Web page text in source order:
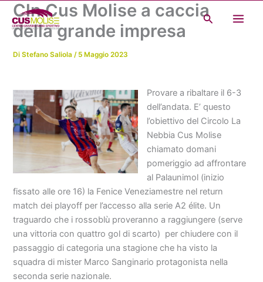
contenuto
Cerca
Cln Cus Molise a caccia
della grande impresa
DiStefano Saliola/ 5 Maggio 2023
Provare a ribaltare il 6-3
dell’andata. E’ questo
l’obiettivo del Circolo La
Nebbia Cus Molise
chiamato domani
pomeriggio ad affrontare
al Palaunimol (inizio
fissato alle ore 16) la Fenice Veneziamestre nel return
match dei playoff per l’accesso alla serie A2 élite. Un
traguardo che i rossoblù proveranno a raggiungere (serve
una vittoria con quattro gol di scarto) per chiudere con il
passaggio di categoria una stagione che ha visto la
squadra di mister Marco Sanginario protagonista nella
seconda serie nazionale.